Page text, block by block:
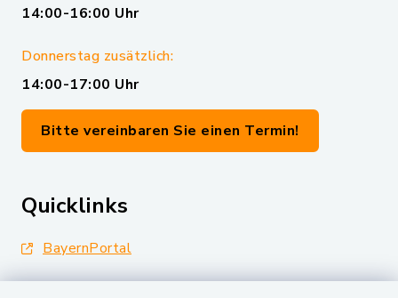
14:00-16:00 Uhr
Donnerstag zusätzlich:
14:00-17:00 Uhr
Bitte vereinbaren Sie einen Termin!
Quicklinks
BayernPortal
Landkreis Schwandorf